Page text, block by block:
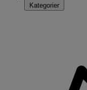
Kategorier